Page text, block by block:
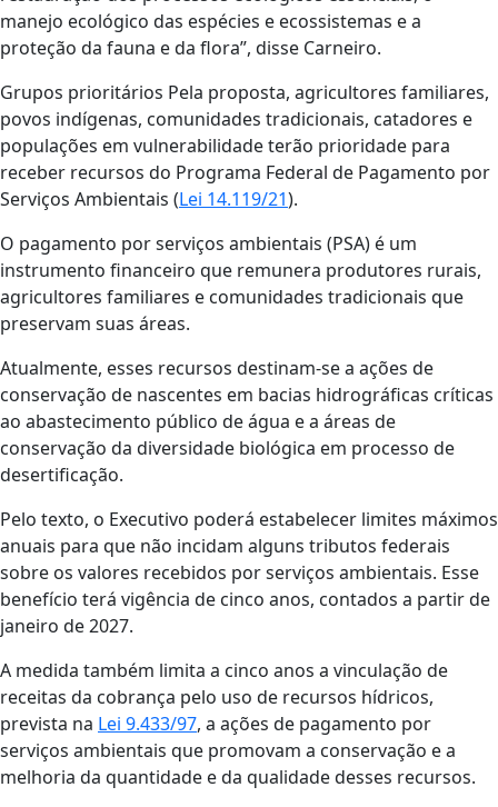
manejo ecológico das espécies e ecossistemas e a
proteção da fauna e da flora”, disse Carneiro.
Grupos prioritários Pela proposta, agricultores familiares,
povos indígenas, comunidades tradicionais, catadores e
populações em vulnerabilidade terão prioridade para
receber recursos do Programa Federal de Pagamento por
Serviços Ambientais (Lei 14.119/21).
O pagamento por serviços ambientais (PSA) é um
instrumento financeiro que remunera produtores rurais,
agricultores familiares e comunidades tradicionais que
preservam suas áreas.
Atualmente, esses recursos destinam-se a ações de
conservação de nascentes em bacias hidrográficas críticas
ao abastecimento público de água e a áreas de
conservação da diversidade biológica em processo de
desertificação.
Pelo texto, o Executivo poderá estabelecer limites máximos
anuais para que não incidam alguns tributos federais
sobre os valores recebidos por serviços ambientais. Esse
benefício terá vigência de cinco anos, contados a partir de
janeiro de 2027.
A medida também limita a cinco anos a vinculação de
receitas da cobrança pelo uso de recursos hídricos,
prevista na Lei 9.433/97, a ações de pagamento por
serviços ambientais que promovam a conservação e a
melhoria da quantidade e da qualidade desses recursos.